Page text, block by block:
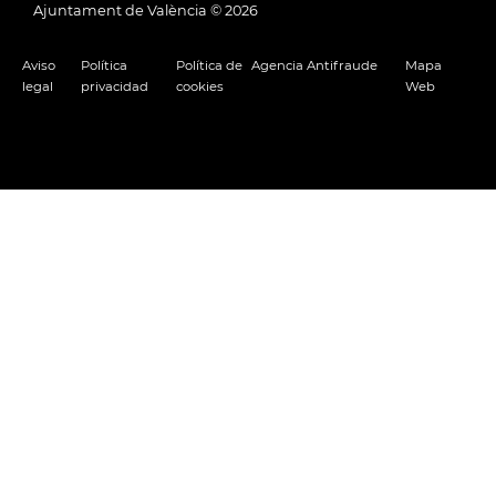
Ajuntament de València © 2026
Aviso
legal
Política
privacidad
Política de
cookies
Agencia Antifraude
Mapa
Web